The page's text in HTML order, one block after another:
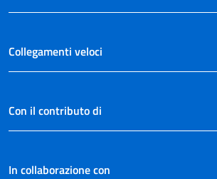
38
Collegamenti veloci
Con il contributo di
In collaborazione con